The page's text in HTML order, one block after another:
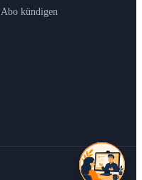
Abo kündigen